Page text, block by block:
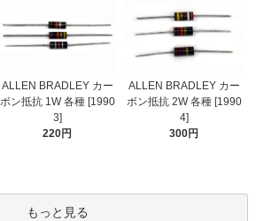
ALLEN BRADLEY カー
ボン抵抗 1W 各種 [1990
3]
220円
ALLEN BRADLEY カー
ボン抵抗 2W 各種 [1990
4]
300円
もっと見る